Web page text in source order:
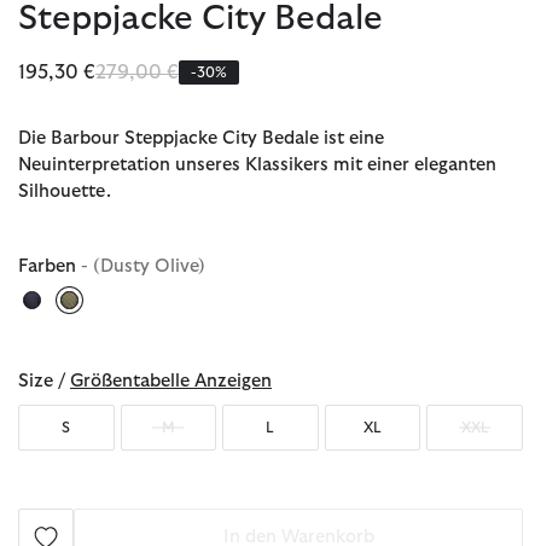
Steppjacke City Bedale
195,30 €Reduziert von
279,00 €bis-30%
Die Barbour Steppjacke City Bedale ist eine
Neuinterpretation unseres Klassikers mit einer eleganten
Silhouette.
Farben - (Dusty Olive)
Size / Größentabelle Anzeigen
S M L XL XXL